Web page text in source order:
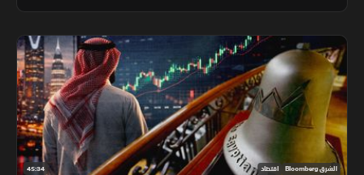
45:34 الشرق Bloomberg اقتصاد